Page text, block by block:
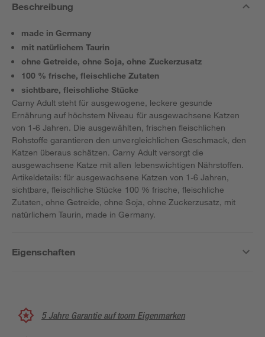
Beschreibung
made in Germany
mit natürlichem Taurin
ohne Getreide, ohne Soja, ohne Zuckerzusatz
100 % frische, fleischliche Zutaten
sichtbare, fleischliche Stücke
Carny Adult steht für ausgewogene, leckere gesunde
Ernährung auf höchstem Niveau für ausgewachsene Katzen
von 1-6 Jahren. Die ausgewählten, frischen fleischlichen
Rohstoffe garantieren den unvergleichlichen Geschmack, den
Katzen überaus schätzen. Carny Adult versorgt die
ausgewachsene Katze mit allen lebenswichtigen Nährstoffen.
Artikeldetails: für ausgewachsene Katzen von 1-6 Jahren,
sichtbare, fleischliche Stücke 100 % frische, fleischliche
Zutaten, ohne Getreide, ohne Soja, ohne Zuckerzusatz, mit
natürlichem Taurin, made in Germany.
Eigenschaften
5 Jahre Garantie auf toom Eigenmarken